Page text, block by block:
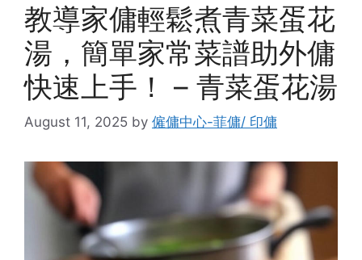
教導家傭輕鬆煮青菜蛋花
湯，簡單家常菜譜助外傭
快速上手！ – 青菜蛋花湯
August 11, 2025 by 僱傭中心-菲傭/ 印傭